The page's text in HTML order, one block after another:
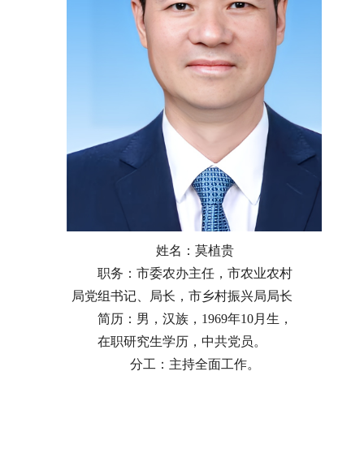
姓名：莫植贵
职务：市委农办主任，市农业农村
局党组书记、局长，市乡村振兴局局长
简历：男，汉族，1969年10月生，
在职研究生学历，中共党员。
分工：主持全面工作。